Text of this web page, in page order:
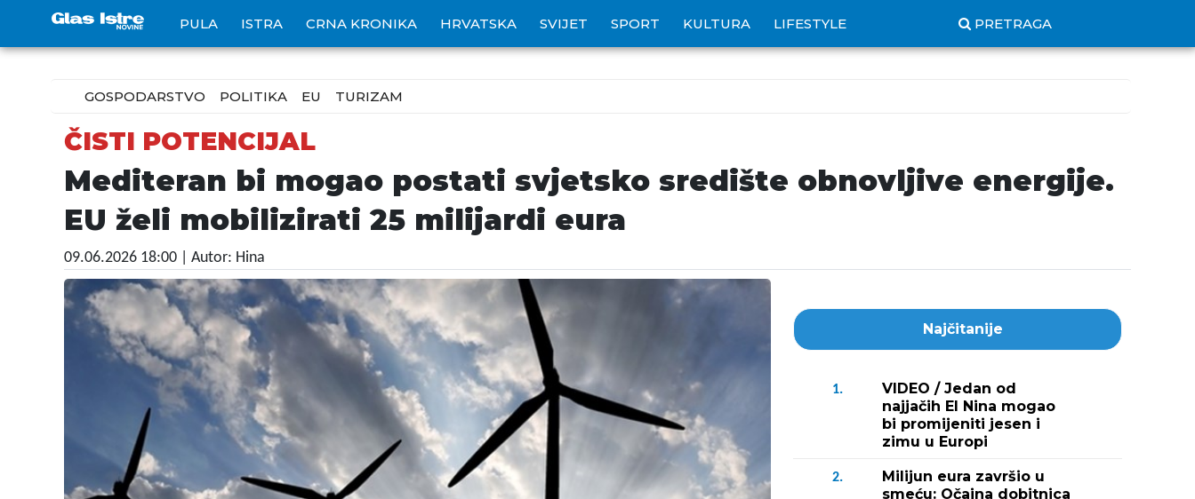
PULA ISTRA CRNA KRONIKA HRVATSKA SVIJET SPORT KULTURA LIFESTYLE PRETRAGA
GOSPODARSTVO POLITIKA EU TURIZAM
ČISTI POTENCIJAL
Mediteran bi mogao postati svjetsko središte obnovljive energije.
EU želi mobilizirati 25 milijardi eura
09.06.2026 18:00 | Autor: Hina
Najčitanije
1.
VIDEO / Jedan od
najjačih El Nina mogao
bi promijeniti jesen i
zimu u Europi
2.
Milijun eura završio u
smeću: Očajna dobitnica